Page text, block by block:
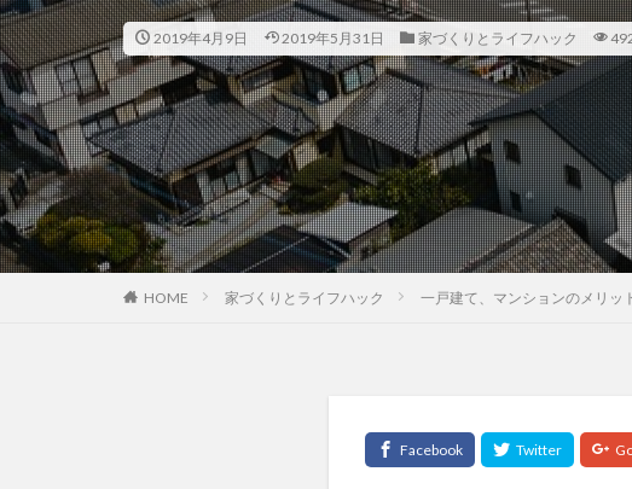
2019年4月9日 2019年5月31日 家づくりとライフハック
HOME 家づくりとライフハック 一戸建て、マンションのメリッ